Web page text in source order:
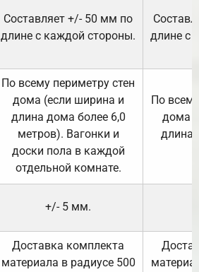
Составляет +/- 50 мм по
длине с каждой стороны.
длине с
По всему периметру стен
дома (если ширина и
длина дома более 6,0
метров). Вагонки и
доски пола в каждой
отдельной комнате.
По
дома
длина
+/- 5 мм.
Доставка комплекта
материала в радиусе 500